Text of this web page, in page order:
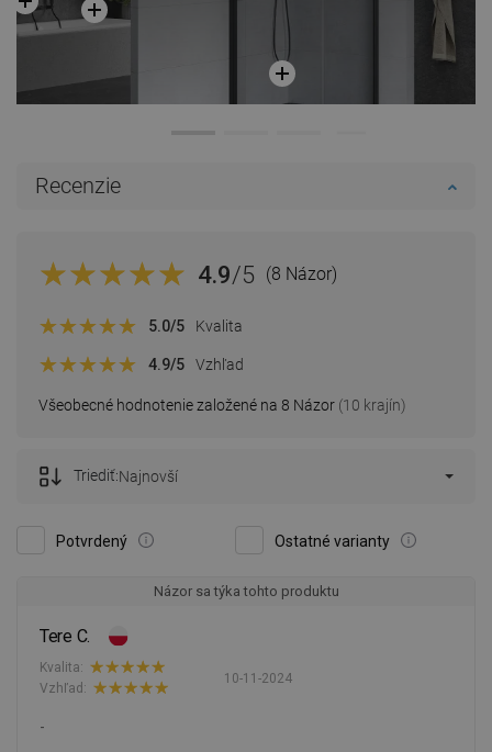
Recenzie
4.9/5 (8 Názor)
Všeobecné hodnotenie založené na 8 Názor (10 krajín)
5.0/5 Kvalita
4.9/5 Vzhľad
Potvrdený Ostatné varianty
Triediť:Najnovší
Názor sa týka tohto produktu
Tere C.
10-11-2024
Kvalita:
Vzhľad:
-